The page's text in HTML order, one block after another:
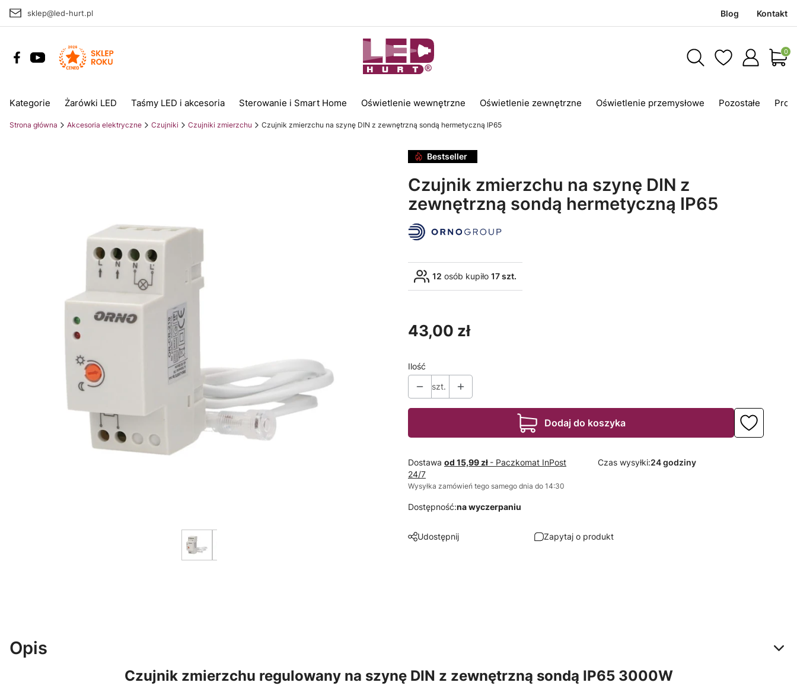
sklep@led-hurt.pl Blog Kontakt
Kategorie Żarówki LED Taśmy LED i akcesoria Sterowanie i Smart Home Oświetlenie wewnętrzne Oświetlenie zewnętrzne Oświetlenie przemysłowe Pozostałe
Strona główna Akcesoria elektryczne Czujniki Czujniki zmierzchu Czujnik zmierzchu na szynę DIN z zewnętrzną sondą hermetyczną IP65
Bestseller
Czujnik zmierzchu na szynę DIN z
zewnętrzną sondą hermetyczną IP65
12 osób kupiło 17 szt.
Cena
43,00 zł
Ilość
szt.
Dodaj do koszyka
Dostawa od 15,99 zł - Paczkomat InPost
24/7
Wysyłka zamówień tego samego dnia do 14:30
Czas wysyłki:24 godziny
Dostępność:na wyczerpaniu
Udostępnij Zapytaj o produkt
Opis
Czujnik zmierzchu regulowany na szynę DIN z zewnętrzną sondą IP65 3000W